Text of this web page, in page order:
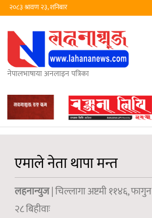
२०८३ श्रावण २३, शनिबार
नेपालभाषाया अनलाइन पत्रिका
एमाले नेता थापा मन्त
लहनान्युज| चिल्लागा अष्टमी ११४६, फागुन
२८ बिहीवाः